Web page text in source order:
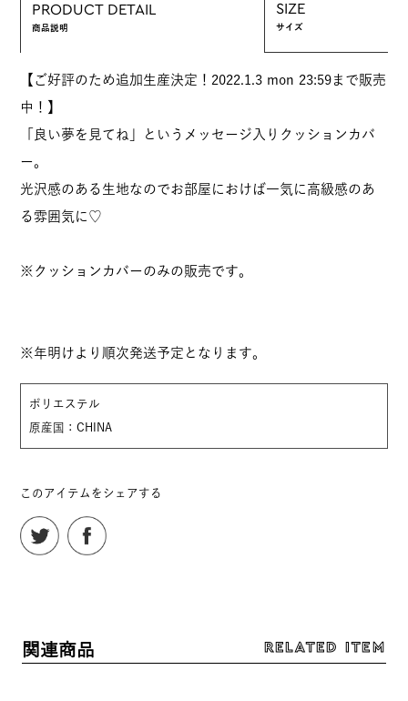
PRODUCT DETAIL
商品説明
SIZE
サイズ
【ご好評のため追加生産決定！2022.1.3 mon 23:59まで販売
中！】
「良い夢を見てね」というメッセージ入りクッションカバ
ー。
光沢感のある生地なのでお部屋におけば一気に高級感のあ
る雰囲気に♡
※クッションカバーのみの販売です。
※年明けより順次発送予定となります。
ポリエステル
原産国：CHINA
このアイテムをシェアする
関連商品 RELATED ITEM